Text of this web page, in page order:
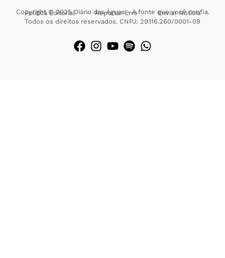
Política Editorial Reportar Erro Enviar Notícia
Copyright © 2025 Diário das Águas - A fonte que você confia.
Todos os direitos reservados. CNPJ: 29.116.260/0001-09